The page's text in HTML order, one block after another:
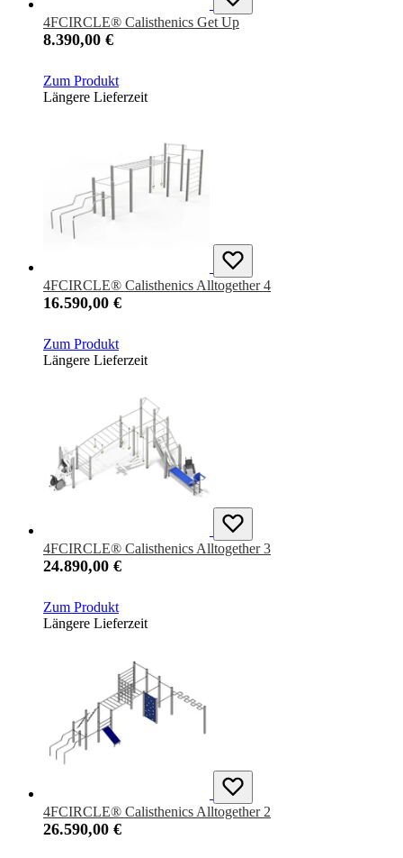
4FCIRCLE® Calisthenics Get Up
8.390,00 €
Zum Produkt
Längere Lieferzeit
4FCIRCLE® Calisthenics Alltogether 4
16.590,00 €
Zum Produkt
Längere Lieferzeit
4FCIRCLE® Calisthenics Alltogether 3
24.890,00 €
Zum Produkt
Längere Lieferzeit
4FCIRCLE® Calisthenics Alltogether 2
26.590,00 €